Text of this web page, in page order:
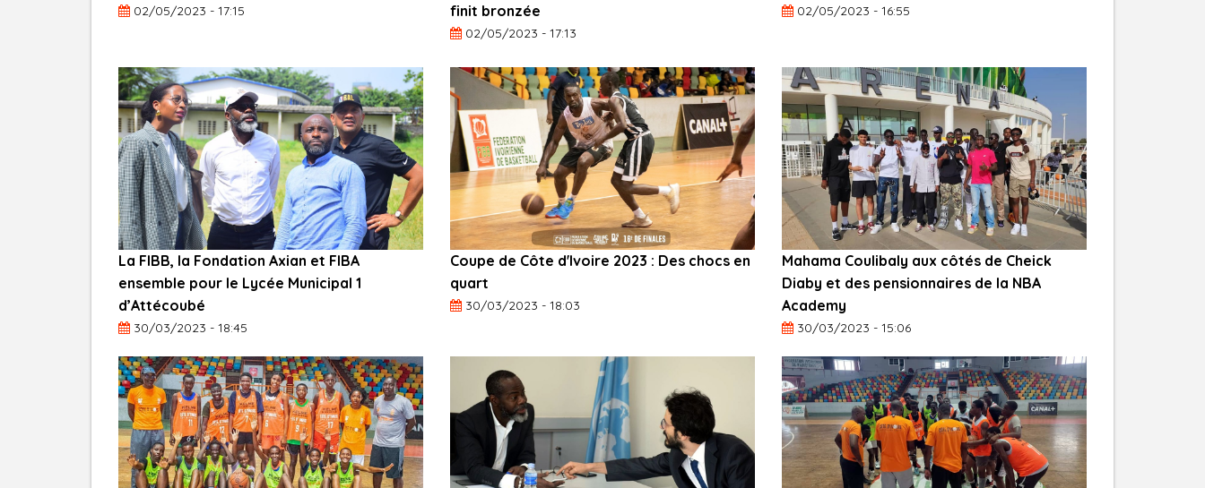
02/05/2023 - 17:15
finit bronzée
02/05/2023 - 17:13
02/05/2023 - 16:55
La FIBB, la Fondation Axian et FIBA
ensemble pour le Lycée Municipal 1
d’Attécoubé
30/03/2023 - 18:45
Coupe de Côte d'Ivoire 2023 : Des chocs en
quart
30/03/2023 - 18:03
Mahama Coulibaly aux côtés de Cheick
Diaby et des pensionnaires de la NBA
Academy
30/03/2023 - 15:06